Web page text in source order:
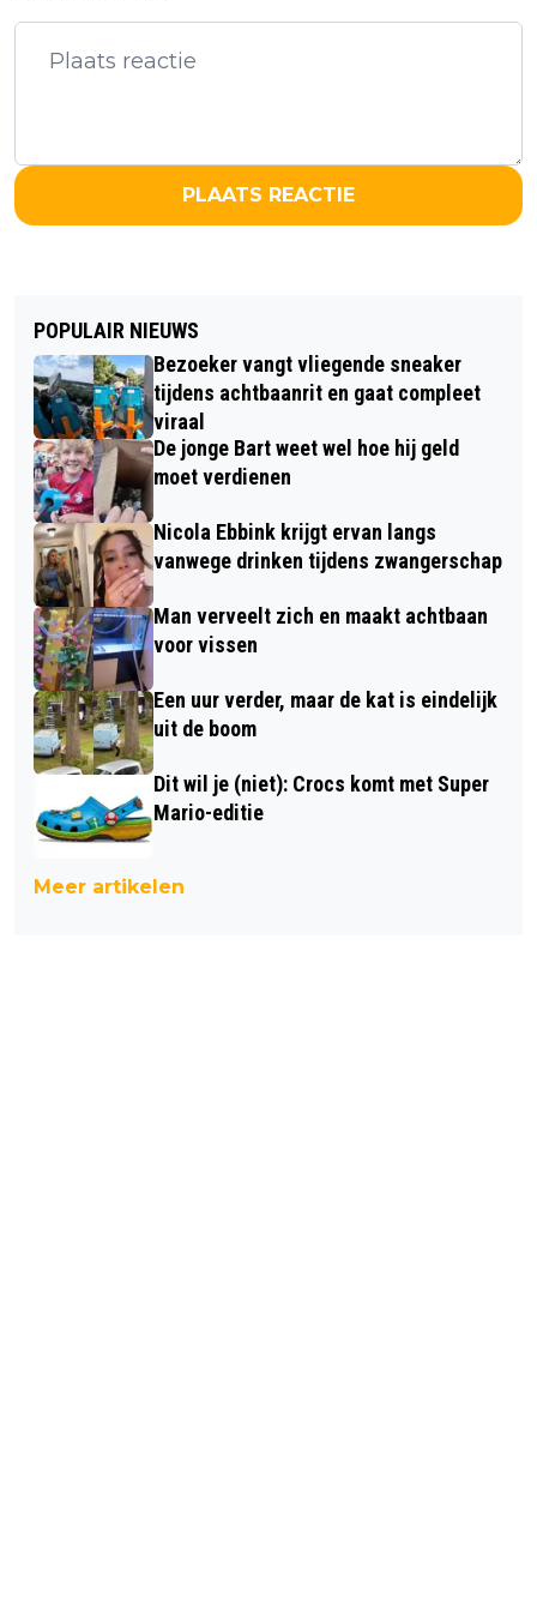
PLAATS REACTIE
POPULAIR NIEUWS
Bezoeker vangt vliegende sneaker
tijdens achtbaanrit en gaat compleet
viraal
De jonge Bart weet wel hoe hij geld
moet verdienen
Nicola Ebbink krijgt ervan langs
vanwege drinken tijdens zwangerschap
Man verveelt zich en maakt achtbaan
voor vissen
Een uur verder, maar de kat is eindelijk
uit de boom
Dit wil je (niet): Crocs komt met Super
Mario-editie
Meer artikelen